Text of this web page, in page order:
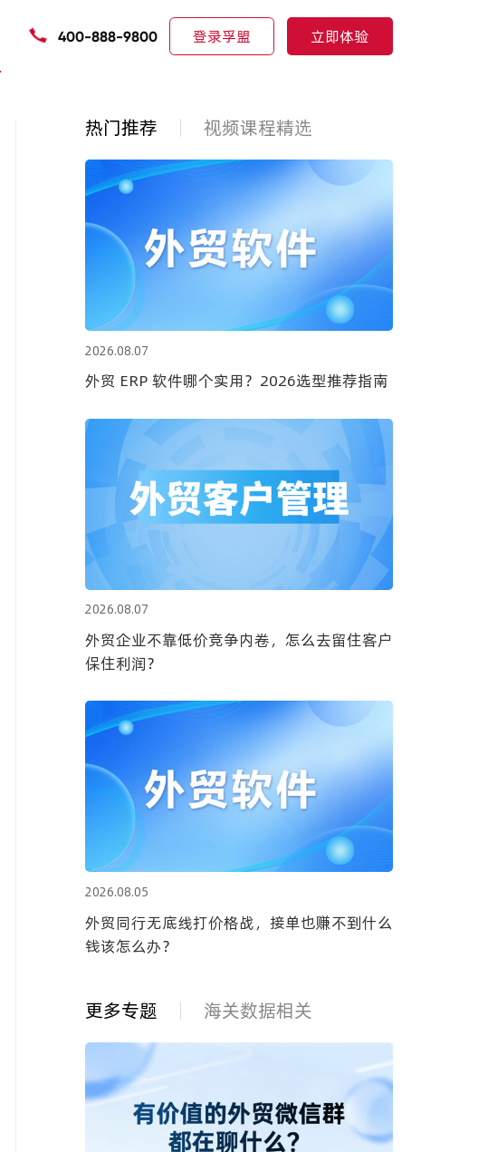
400-888-9800 登录孚盟 立即体验
热门推荐 视频课程精选
2026.08.07
外贸 ERP 软件哪个实用？2026选型推荐指南
2026.08.07
外贸企业不靠低价竞争内卷，怎么去留住客户
保住利润？
2026.08.05
外贸同行无底线打价格战，接单也赚不到什么
钱该怎么办？
更多专题 海关数据相关